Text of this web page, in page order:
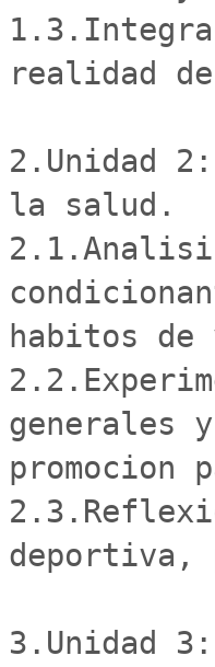
realidad
2.Unidad
la salud.
habitos
generales
promocion
deportiva,
3.Unidad